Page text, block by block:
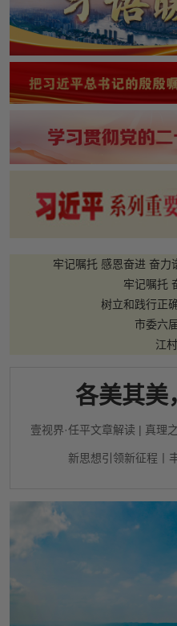
牢记嘱托 感恩奋进 奋力
牢记嘱托
树立和践行正
市委六
江
各美其美
壹视界·任平文章解读 | 真理
新思想引领新征程丨